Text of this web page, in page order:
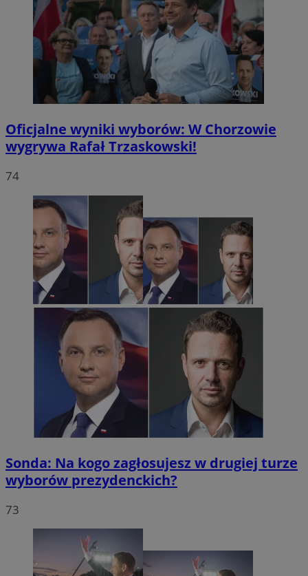
Oficjalne wyniki wyborów: W Chorzowie
wygrywa Rafał Trzaskowski!
74
Sonda: Na kogo zagłosujesz w drugiej turze
wyborów prezydenckich?
73